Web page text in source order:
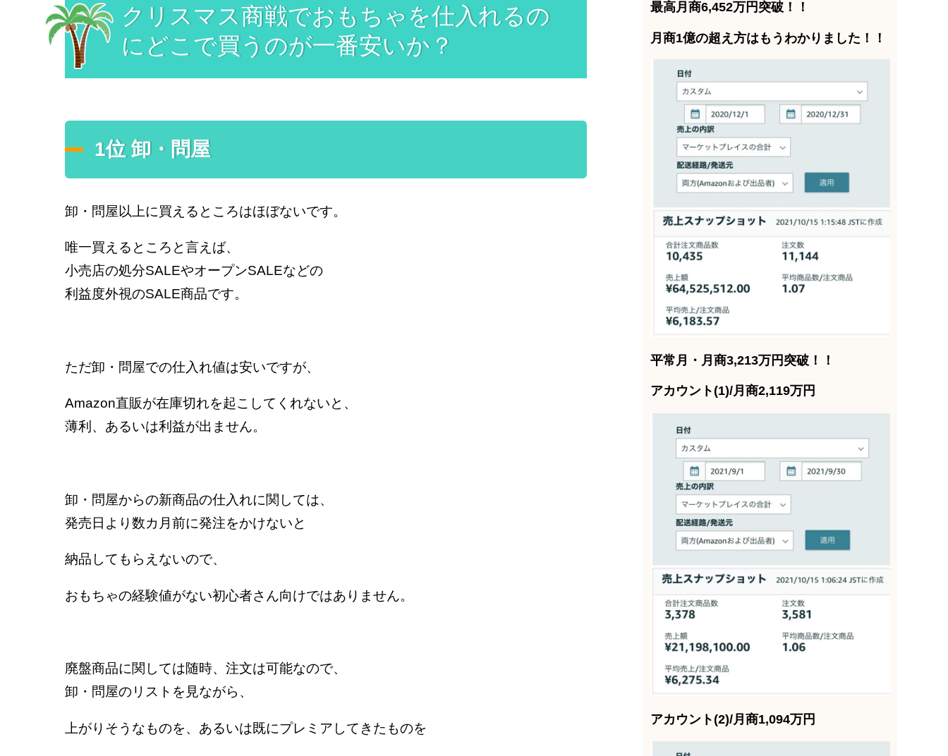
クリスマス商戦でおもちゃを仕入れるの
にどこで買うのが一番安いか？
1位 卸・問屋
卸・問屋以上に買えるところはほぼないです。
唯一買えるところと言えば、
小売店の処分SALEやオープンSALEなどの
利益度外視のSALE商品です。
ただ卸・問屋での仕入れ値は安いですが、
Amazon直販が在庫切れを起こしてくれないと、
薄利、あるいは利益が出ません。
卸・問屋からの新商品の仕入れに関しては、
発売日より数カ月前に発注をかけないと
納品してもらえないので、
おもちゃの経験値がない初心者さん向けではありません。
廃盤商品に関しては随時、注文は可能なので、
卸・問屋のリストを見ながら、
上がりそうなものを、あるいは既にプレミアしてきたものを
最高月商6,452万円突破！！
月商1億の超え方はもうわかりました！！
平常月・月商3,213万円突破！！
アカウント(1)/月商2,119万円
アカウント(2)/月商1,094万円